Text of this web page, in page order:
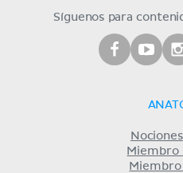
Síguenos para
Miembro